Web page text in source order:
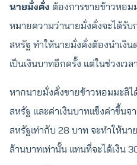
นายมั่งคั่ง ต้องการขายข้าวหอม
หมายความว่านายมั่งคั่งจะได้รับ
สหรัฐ ทำให้นายมั่งคั่งต้องนำเงิ
เป็นเงินบาทอีกครั้ง แต่ในช่วงเวล
หากนายมั่งคั่งขายข้าวหอมมะลิไ
สหรัฐ และค่าเงินบาทแข็งค่าขึ้นจ
สหรัฐเท่ากับ 28 บาท จะทำให้น
ล้านบาทเท่านั้น แทนที่จะได้เงิน